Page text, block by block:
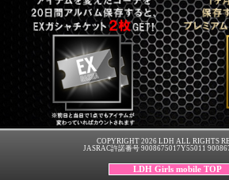
COPYRIGHT 2026 LDH ALL RIGHTS
JASRAC許諾番号 9008675017Y55011
LDH Girls mobile TOP